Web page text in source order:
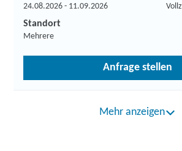
24.08.2026 - 11.09.2026
Standort
Mehrere
Anfrage stellen
Mehr anzeigen